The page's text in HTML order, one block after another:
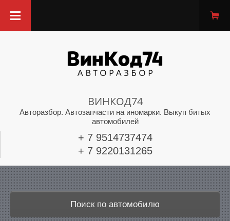
ВИНКОД74
Авторазбор. Автозапчасти на иномарки. Выкуп битых
автомобилей
+ 7 9514737474
+ 7 9220131265
Поиск по автомобилю